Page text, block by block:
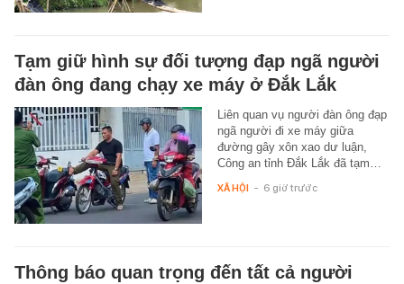
Tạm giữ hình sự đối tượng đạp ngã người
đàn ông đang chạy xe máy ở Đắk Lắk
Liên quan vụ người đàn ông đạp
ngã người đi xe máy giữa
đường gây xôn xao dư luận,
Công an tỉnh Đắk Lắk đã tạm…
XÃ HỘI - 6 giờ trước
Thông báo quan trọng đến tất cả người